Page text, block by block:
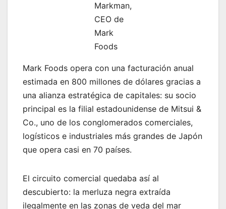
Markman,
CEO de
Mark
Foods
Mark Foods opera con una facturación anual
estimada en 800 millones de dólares gracias a
una alianza estratégica de capitales: su socio
principal es la filial estadounidense de Mitsui &
Co., uno de los conglomerados comerciales,
logísticos e industriales más grandes de Japón
que opera casi en 70 países.
El circuito comercial quedaba así al
descubierto: la merluza negra extraída
ilegalmente en las zonas de veda del mar